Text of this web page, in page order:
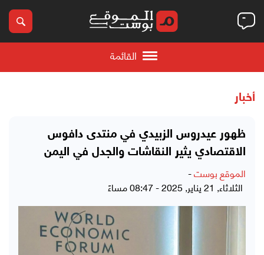
القائمة
أخبار
ظهور عيدروس الزبيدي في منتدى دافوس
الاقتصادي يثير النقاشات والجدل في اليمن
الموقع بوست-
الثلاثاء, 21 يناير, 2025 - 08:47 مساءً